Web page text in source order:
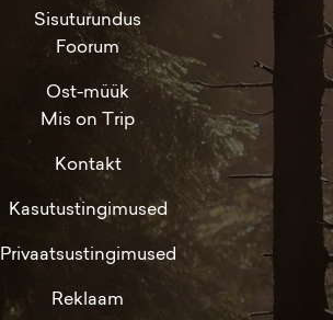
Sisuturundus
Foorum
Ost-müük
Mis on Trip
Kontakt
Kasutustingimused
Privaatsustingimused
Reklaam